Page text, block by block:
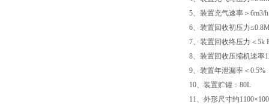
5、装置充气速率＞6m3/h
6、装置回收初压力
7、装置回收终压力＜5k
8、装置回收压缩机速率
9、装置年泄漏率＜0.5%
10、装置贮罐：80L
11、外形尺寸约